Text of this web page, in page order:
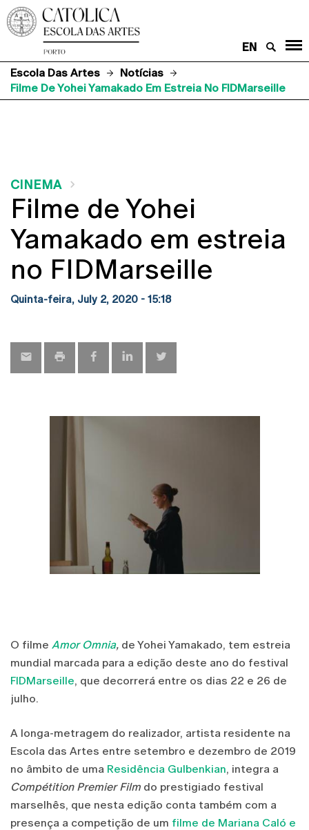
EN
Escola Das Artes
Notícias
Filme De Yohei Yamakado Em Estreia No FIDMarseille
CINEMA
Filme de Yohei
Yamakado em estreia
no FIDMarseille
Quinta-feira, July 2, 2020 - 15:18
O filme Amor Omnia, de Yohei Yamakado, tem estreia
mundial marcada para a edição deste ano do festival
FIDMarseille, que decorrerá entre os dias 22 e 26 de
julho.
A longa-metragem do realizador, artista residente na
Escola das Artes entre setembro e dezembro de 2019
no âmbito de uma Residência Gulbenkian, integra a
Compétition Premier Film do prestigiado festival
marselhês, que nesta edição conta também com a
presença a competição de um filme de Mariana Caló e